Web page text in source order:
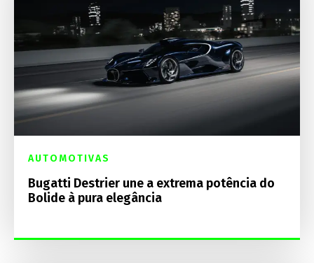
AUTOMOTIVAS
Bugatti Destrier une a extrema potência do
Bolide à pura elegância